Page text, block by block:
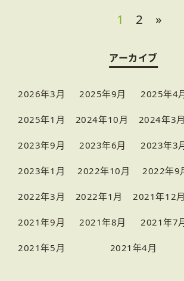
1 2 »
アーカイブ
2026年3月 2025年9月 2025年4
2025年1月 2024年10月 2024年3月
2023年9月 2023年6月 2023年3
2023年1月 2022年10月 2022年9
2022年3月 2022年1月 2021年12月
2021年9月 2021年8月 2021年7
2021年5月 2021年4月